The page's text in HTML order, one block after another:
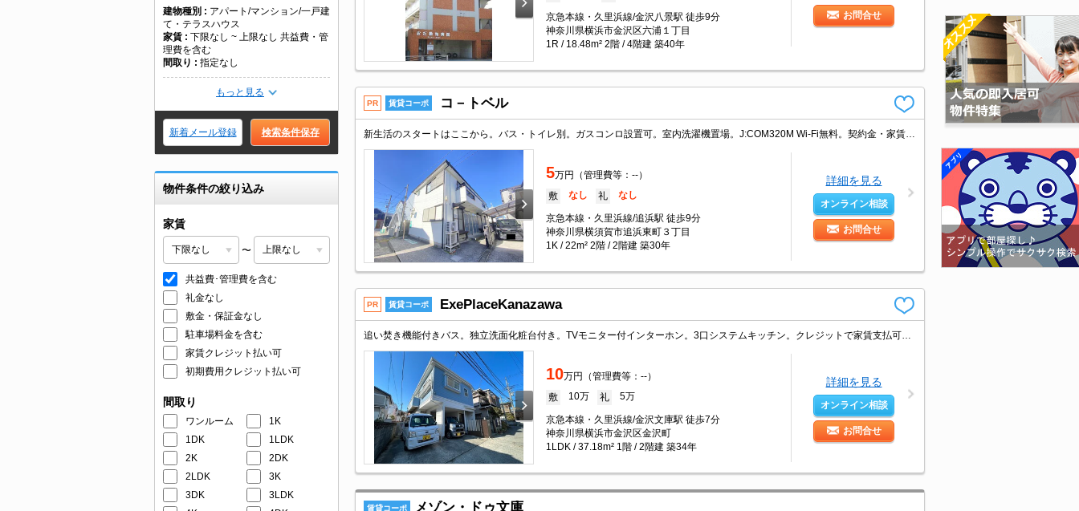
建物種別
アパート/マンション/一戸建
て・テラスハウス
家賃
下限なし ~ 上限なし 共益費・管
理費を含む
間取り
指定なし
もっと見る
新着メール登録 検索条件保存
物件条件の絞り込み
家賃
〜
共益費･管理費を含む
礼金なし
敷金・保証金なし
駐車場料金を含む
家賃クレジット払い可
初期費用クレジット払い可
間取り
ワンルーム
1K
1DK
1LDK
2K
2DK
2LDK
3K
3DK
3LDK
京急本線・久里浜線/金沢八景駅 徒歩9分
神奈川県横浜市金沢区六浦１丁目
1R / 18.48m² 2階 / 4階建 築40年
お問合せ
PR 賃貸コーポ コ－トベル
5万円（管理費等：--）
敷 なし 礼 なし
京急本線・久里浜線/追浜駅 徒歩9分
神奈川県横須賀市追浜東町３丁目
1K / 22m² 2階 / 2階建 築30年
詳細を見る
オンライン相談
お問合せ
PR 賃貸コーポ ExePlaceKanazawa
10万円（管理費等：--）
敷 10万 礼 5万
京急本線・久里浜線/金沢文庫駅 徒歩7分
神奈川県横浜市金沢区金沢町
1LDK / 37.18m² 1階 / 2階建 築34年
詳細を見る
オンライン相談
お問合せ
賃貸コーポ メゾン・ドゥ文庫